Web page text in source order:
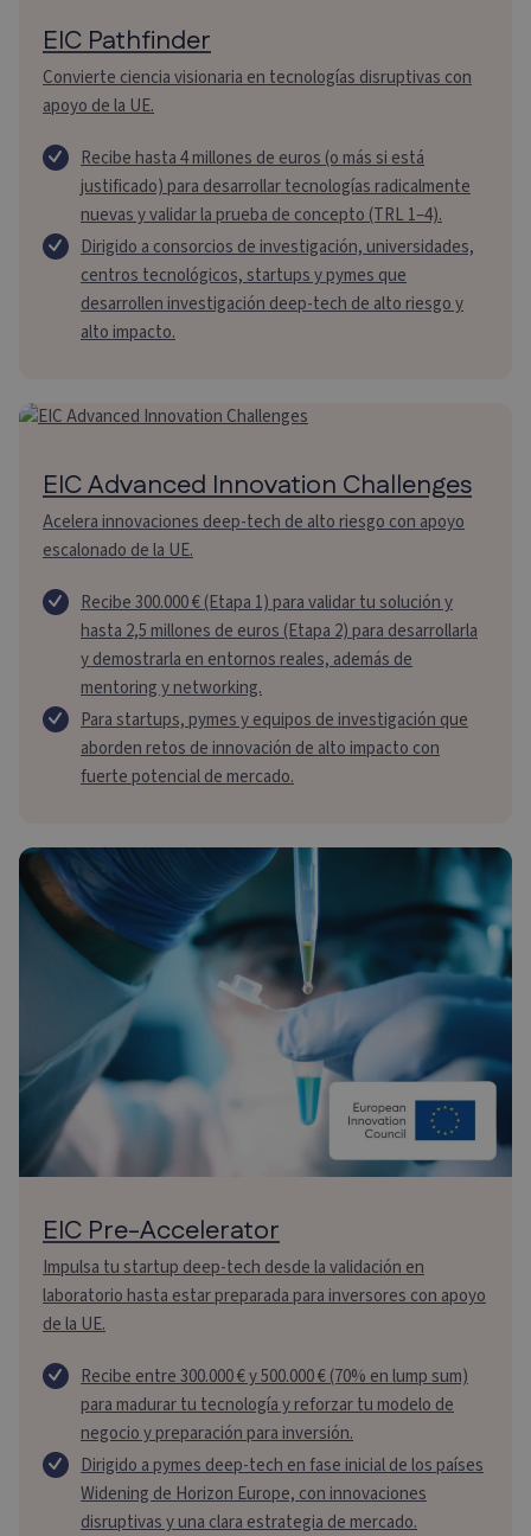
EIC Pathfinder
Convierte ciencia visionaria en tecnologías disruptivas con
apoyo de la UE.
Recibe hasta 4 millones de euros (o más si está
justificado) para desarrollar tecnologías radicalmente
nuevas y validar la prueba de concepto (TRL 1–4).
Dirigido a consorcios de investigación, universidades,
centros tecnológicos, startups y pymes que
desarrollen investigación deep-tech de alto riesgo y
alto impacto.
EIC Advanced Innovation Challenges
Acelera innovaciones deep-tech de alto riesgo con apoyo
escalonado de la UE.
Recibe 300.000 € (Etapa 1) para validar tu solución y
hasta 2,5 millones de euros (Etapa 2) para desarrollarla
y demostrarla en entornos reales, además de
mentoring y networking.
Para startups, pymes y equipos de investigación que
aborden retos de innovación de alto impacto con
fuerte potencial de mercado.
EIC Pre-Accelerator
Impulsa tu startup deep-tech desde la validación en
laboratorio hasta estar preparada para inversores con apoyo
de la UE.
Recibe entre 300.000 € y 500.000 € (70% en lump sum)
para madurar tu tecnología y reforzar tu modelo de
negocio y preparación para inversión.
Dirigido a pymes deep-tech en fase inicial de los países
Widening de Horizon Europe, con innovaciones
disruptivas y una clara estrategia de mercado.